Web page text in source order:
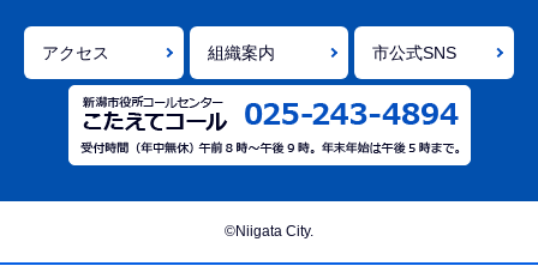
で
アクセス 組織案内 市公式SNS
©Niigata City.